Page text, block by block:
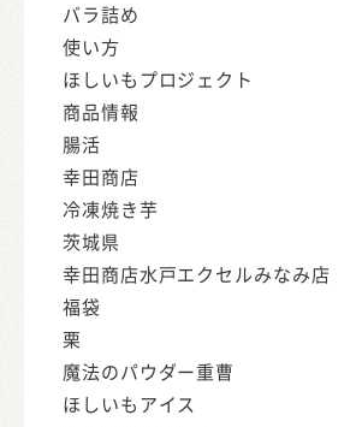
バラ詰め
使い方
ほしいもプロジェクト
商品情報
腸活
幸田商店
冷凍焼き芋
茨城県
幸田商店水戸エクセルみなみ店
福袋
栗
魔法のパウダー重曹
ほしいもアイス